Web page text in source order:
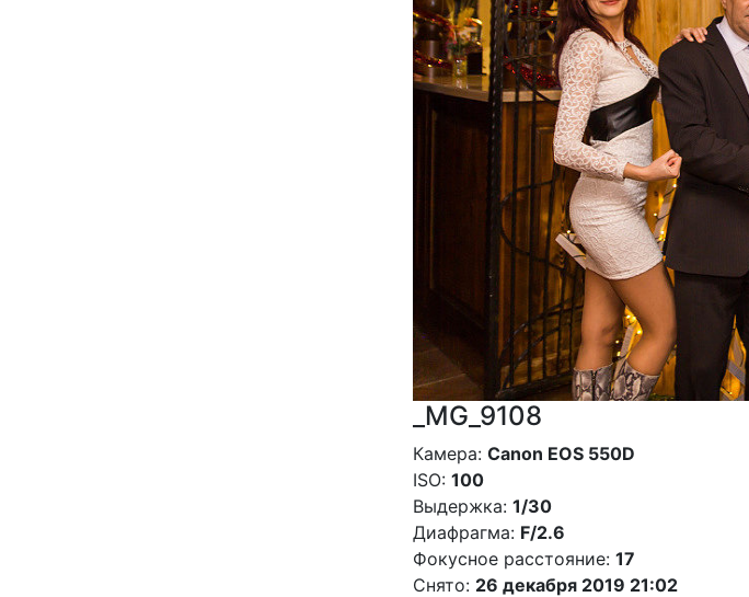
_MG_9108
Камера: Canon EOS 550D
ISO: 100
Выдержка: 1/30
Диафрагма: F/2.6
Фокусное расстояние: 17
Снято: 26 декабря 2019 21:02